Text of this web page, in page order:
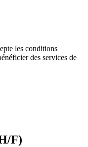
les conditions
des services de
F)